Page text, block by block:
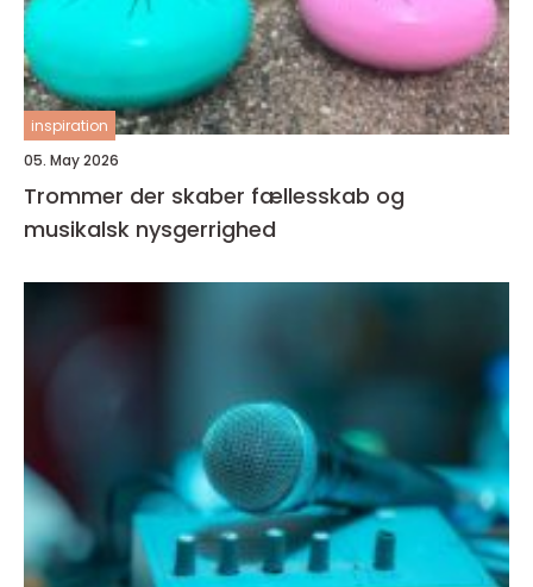
inspiration
05. May 2026
Trommer der skaber fællesskab og
musikalsk nysgerrighed